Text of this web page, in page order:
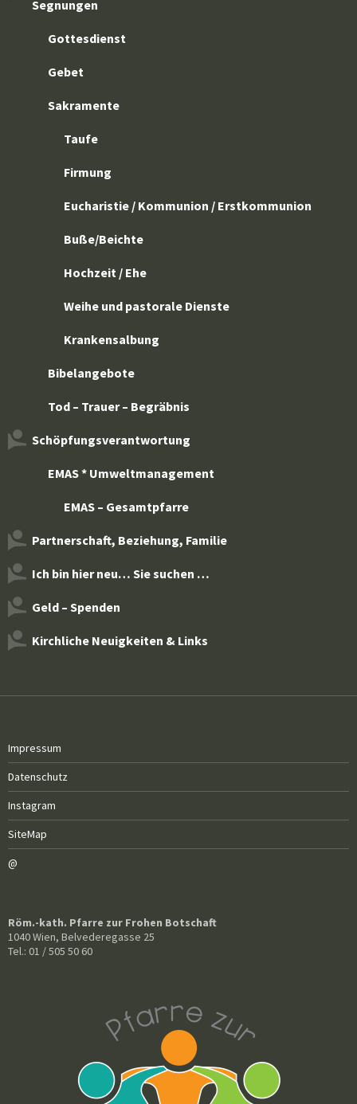
Segnungen
Gottesdienst
Gebet
Sakramente
Taufe
Firmung
Eucharistie / Kommunion / Erstkommunion
Buße/Beichte
Hochzeit / Ehe
Weihe und pastorale Dienste
Krankensalbung
Bibelangebote
Tod – Trauer – Begräbnis
Schöpfungsverantwortung
EMAS * Umweltmanagement
EMAS – Gesamtpfarre
Partnerschaft, Beziehung, Familie
Ich bin hier neu… Sie suchen …
Geld – Spenden
Kirchliche Neuigkeiten & Links
Impressum
Datenschutz
Instagram
SiteMap
@
Röm.-kath. Pfarre zur Frohen Botschaft
1040 Wien, Belvederegasse 25
Tel.: 01 / 505 50 60